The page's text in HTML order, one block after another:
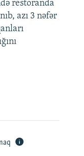
restoranda
azı 3 nəfər